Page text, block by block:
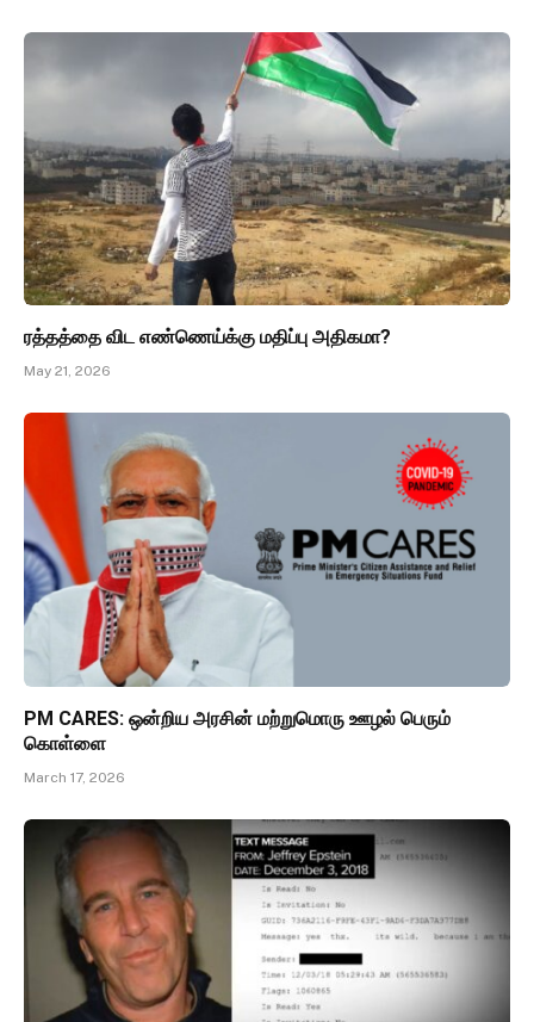
ரத்தத்தை விட எண்ணெய்க்கு மதிப்பு அதிகமா?
May 21, 2026
PM CARES: ஒன்றிய அரசின் மற்றுமொரு ஊழல் பெரும்
கொள்ளை
March 17, 2026